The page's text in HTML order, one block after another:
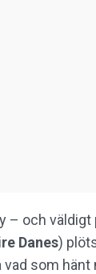
– och
Danes)
som hänt